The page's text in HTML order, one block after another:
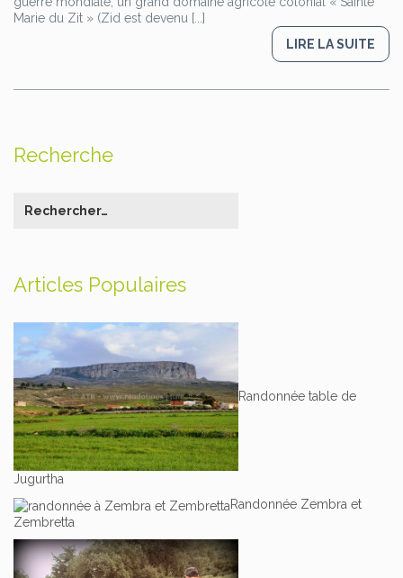
Marie du Zit » (Zid est devenu [...]
LIRE LA SUITE
Recherche
Articles Populaires
Randonnée table de
Jugurtha
Randonnée Zembra et
Zembretta